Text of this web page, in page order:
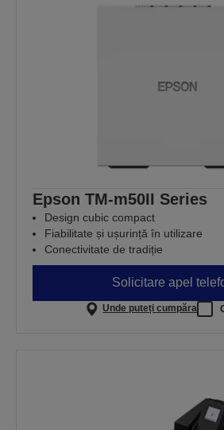
Epson TM-m50II Series
Design cubic compact
Fiabilitate și ușurință în utilizare
Conectivitate de tradiție
Solicitare apel
Unde puteți cumpăra